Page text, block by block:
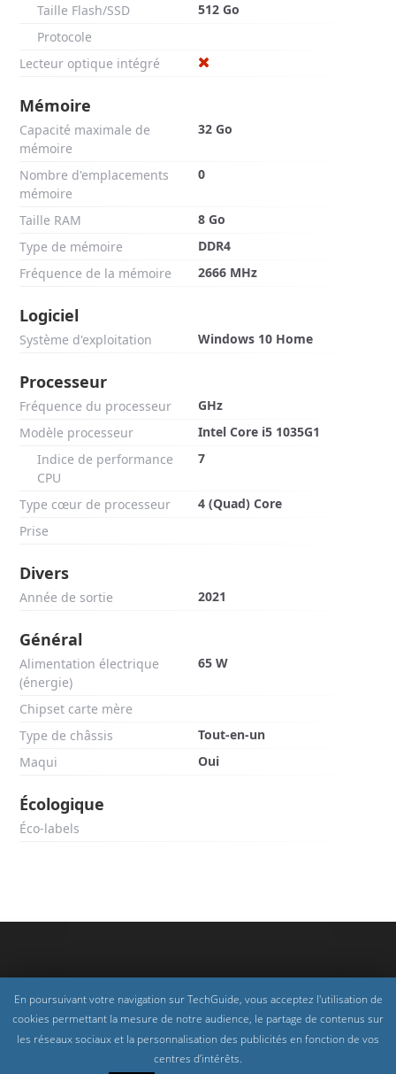
Taille Flash/SSD
512 Go
Protocole
Lecteur optique intégré
Mémoire
Capacité maximale de
mémoire
32 Go
Nombre d'emplacements
mémoire
0
Taille RAM
8 Go
Type de mémoire
DDR4
Fréquence de la mémoire
2666 MHz
Logiciel
Système d'exploitation Windows 10 Home
Processeur
Fréquence du processeur
GHz
Modèle processeur
Intel Core i5 1035G1
Indice de performance
CPU
7
Type cœur de processeur
4 (Quad) Core
Prise
Divers
Année de sortie 2021
Général
Alimentation électrique
(énergie)
65 W
Chipset carte mère
Type de châssis
Tout-en-un
Maqui
Oui
Écologique
Éco-labels
En poursuivant votre navigation sur TechGuide, vous acceptez l'utilisation de
cookies permettant la mesure de notre audience, le partage de contenus sur
les réseaux sociaux et la personnalisation des publicités en fonction de vos
centres d’intérêts.